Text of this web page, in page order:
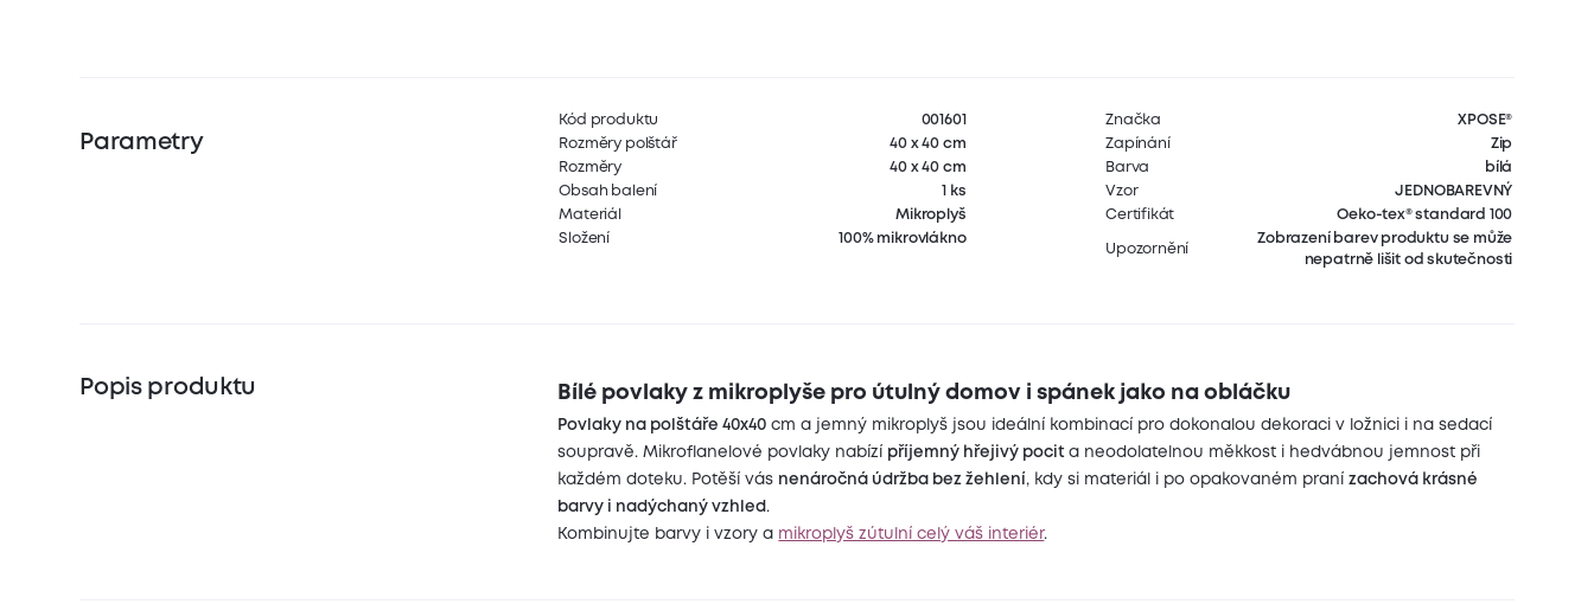
Parametry
Kód produktu
001601
Rozměry polštář
40 x 40 cm
Rozměry
40 x 40 cm
Obsah balení
1 ks
Materiál
Mikroplyš
Složení
100% mikrovlákno
Značka
XPOSE®
Zapínání
Zip
Barva
bílá
Vzor
JEDNOBAREVNÝ
Certifikát
Oeko-tex® standard 100
Upozornění
Zobrazení barev produktu se může
nepatrně lišit od skutečnosti
Popis produktu Bílé povlaky z mikroplyše pro útulný domov i spánek jako na obláčku
Povlaky na polštáře 40x40 cm a jemný mikroplyš jsou ideální kombinací pro dokonalou dekoraci v ložnici i na sedací
soupravě. Mikroflanelové povlaky nabízí příjemný hřejivý pocita neodolatelnou měkkost i hedvábnou jemnost při
každém doteku. Potěší vás nenáročná údržba bez žehlení, kdy si materiál i po opakovaném pranízachová krásné
barvy i nadýchaný vzhled .
Kombinujte barvy i vzory a mikroplyš zútulní celý váš interiér.